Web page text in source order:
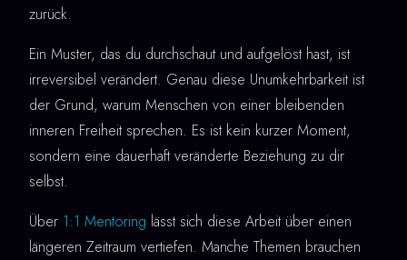
zurück.
Ein Muster, das du durchschaut und aufgelöst hast, ist
irreversibel verändert. Genau diese Unumkehrbarkeit ist
der Grund, warum Menschen von einer bleibenden
inneren Freiheit sprechen. Es ist kein kurzer Moment,
sondern eine dauerhaft veränderte Beziehung zu dir
selbst.
Über 1:1 Mentoring lässt sich diese Arbeit über einen
längeren Zeitraum vertiefen. Manche Themen brauchen